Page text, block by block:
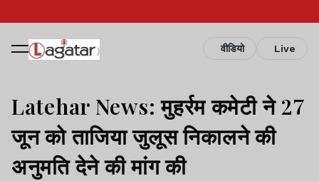
वीडियो Live
Latehar News: मुहर्रम कमेटी ने 27
जून को ताजिया जुलूस निकालने की
अनुमति देने की मांग की